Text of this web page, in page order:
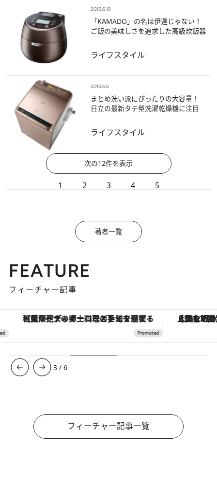
2015.6.19
「KAMADO」の名は伊達じゃない！
ご飯の美味しさを追求した高級炊飯器
ライフスタイル
2015.6.6
まとめ洗い派にぴったりの大容量！
日立の最新タテ型洗濯乾燥機に注目
ライフスタイル
次の12件を表示
1 2 3 4 5
著者一覧
FEATURE
フィーチャー記事
【夏限定ディナーコース】旬を迎える稚鮎や花ズッキーニなどをイタリア・トスカーナの郷土料理の手法で満喫！ 【銀座で出合う最旬美容】美髪ケアや上質
3 /6
フィーチャー記事一覧